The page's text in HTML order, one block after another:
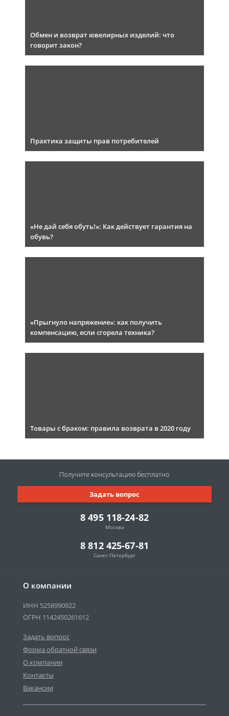
Обмен и возврат ювелирных изделий: что
говорит закон?
Практика защиты прав потребителей
«Не дай себя обуть!»: Как действует гарантия на
обувь?
«Прыгнуло напряжение»: как получить
компенсацию, если сгорела техника?
Товары с браком: правила возврата в 2020 году
О компании
ИНН 5258990922
ОГРН 1142450261612
Задать вопрос
Форма обратной связи
О компании
Контакты
Вакансии
8 495 118-24-82
Москва
8 812 425-67-81
Санкт-Петербург
Задать вопрос
Получите консультациюбесплатно